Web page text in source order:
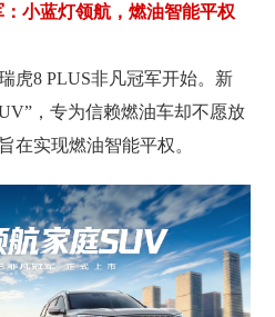
小蓝灯领航，燃油智能平权
虎8 PLUS非凡冠军开始。新
，专为信赖燃油车却不愿放
在实现燃油智能平权。